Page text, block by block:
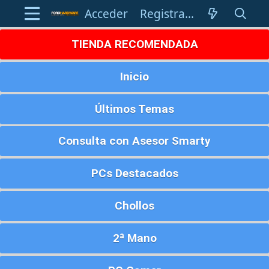
Acceder Registrarse
TIENDA RECOMENDADA
Inicio
Últimos Temas
Consulta con Asesor Smarty
PCs Destacados
Chollos
2ª Mano